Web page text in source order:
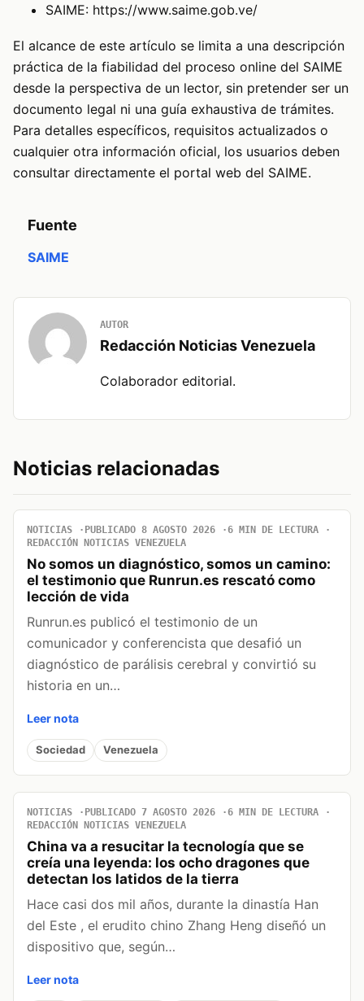
SAIME: https://www.saime.gob.ve/
El alcance de este artículo se limita a una descripción
práctica de la fiabilidad del proceso online del SAIME
desde la perspectiva de un lector, sin pretender ser un
documento legal ni una guía exhaustiva de trámites.
Para detalles específicos, requisitos actualizados o
cualquier otra información oficial, los usuarios deben
consultar directamente el portal web del SAIME.
Fuente
SAIME
AUTOR
Redacción Noticias Venezuela
Colaborador editorial.
Noticias relacionadas
NOTICIAS PUBLICADO 8 AGOSTO 2026
6 MIN DE LECTURA
REDACCIÓN NOTICIAS VENEZUELA
No somos un diagnóstico, somos un camino:
el testimonio que Runrun.es rescató como
lección de vida
Runrun.es publicó el testimonio de un
comunicador y conferencista que desafió un
diagnóstico de parálisis cerebral y convirtió su
historia en un…
Leer nota
Sociedad Venezuela
NOTICIAS PUBLICADO 7 AGOSTO 2026
6 MIN DE LECTURA
REDACCIÓN NOTICIAS VENEZUELA
China va a resucitar la tecnología que se
creía una leyenda: los ocho dragones que
detectan los latidos de la tierra
Hace casi dos mil años, durante la dinastía Han
del Este , el erudito chino Zhang Heng diseñó un
dispositivo que, según…
Leer nota